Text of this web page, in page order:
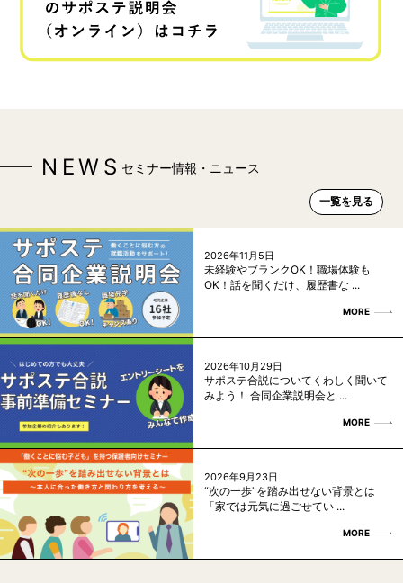
NEWS セミナー情報・ニュース
一覧を見る
2026年11月5日
未経験やブランクOK！職場体験も
OK！話を聞くだけ、履歴書な ...
MORE
2026年10月29日
サポステ合説についてくわしく聞いて
みよう！ 合同企業説明会と ...
MORE
2026年9月23日
“次の一歩”を踏み出せない背景とは
「家では元気に過ごせてい ...
MORE